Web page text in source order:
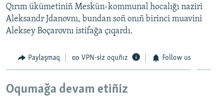
Qırım ükümetiniñ Meskün-kommunal hocalığı naziri
Aleksandr Jdanovnı, bundan soñ onıñ birinci muavini
Aleksey Boçarovnı istifağa çıqardı.
Paylaşmaq VPN-siz oquñız Follow us
Oqumağa devam etiñiz